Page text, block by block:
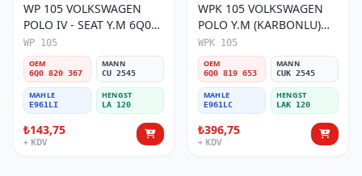
WP 105 VOLKSWAGEN
POLO IV - SEAT Y.M 6Q0
820 367 Polen Filtresi
WP 105
OEM
6Q0 820 367
MANN
CU 2545
MAHLE
E961LI
HENGST
LA 120
₺143,75
+ KDV
WPK 105 VOLKSWAGEN
POLO Y.M (KARBONLU)
6Q0 819 653 Polen Filtresi
WPK 105
OEM
6Q0 819 653
MANN
CUK 2545
MAHLE
E961LC
HENGST
LAK 120
₺396,75
+ KDV